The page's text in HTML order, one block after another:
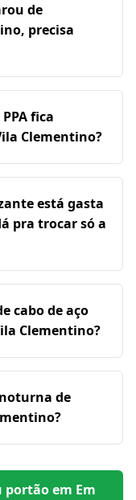
de
precisa
fica
Clementino?
está gasta
pra trocar só a
cabo de aço
Clementino?
de
portão em Em